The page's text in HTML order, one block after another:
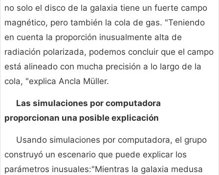
no solo el disco de la galaxia tiene un fuerte campo
magnético, pero también la cola de gas. "Teniendo
en cuenta la proporción inusualmente alta de
radiación polarizada, podemos concluir que el campo
está alineado con mucha precisión a lo largo de la
cola, "explica Ancla Müller.
Las simulaciones por computadora
proporcionan una posible explicación
Usando simulaciones por computadora, el grupo
construyó un escenario que puede explicar los
parámetros inusuales:"Mientras la galaxia medusa